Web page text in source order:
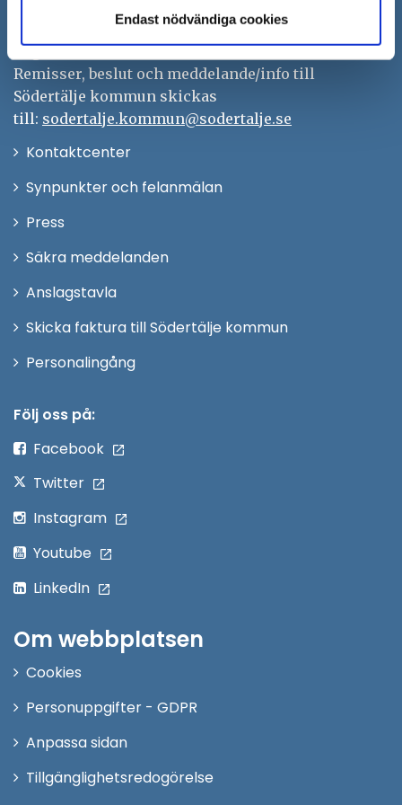
Endast nödvändiga cookies
kontaktcenter@sodertalje.se
Org.nr. 212000–0159
Remisser, beslut och meddelande/info till
Södertälje kommun skickas
till: sodertalje.kommun@sodertalje.se
KontaktcenterÖppna
Synpunkter och felanmälan
Press
fönster
Säkra meddelanden
Anslagstavla
Skicka faktura till Södertälje kommun
PersonalingångÖppna
Följ oss på:
Facebook
Twitter
Instagram
Youtube
LinkedIn
Om webbplatsen
Cookies
Personuppgifter - GDPR
Anpassa sidan
Tillgänglighetsredogörelse